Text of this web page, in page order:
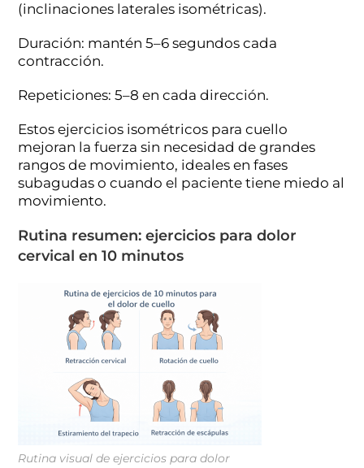
(inclinaciones laterales isométricas).
Duración: mantén 5–6 segundos cada
contracción.
Repeticiones: 5–8 en cada dirección.
Estos ejercicios isométricos para cuello
mejoran la fuerza sin necesidad de grandes
rangos de movimiento, ideales en fases
subagudas o cuando el paciente tiene miedo al
movimiento.
Rutina resumen: ejercicios para dolor
cervical en 10 minutos
Rutina visual de ejercicios para dolor